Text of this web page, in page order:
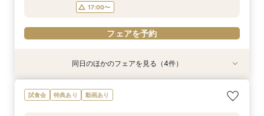
電話予約のみ
電話予約のみ
17:00〜
フェアを予約
特典あり 動画あり
《ガーデン新登場》チャペル×人気演出体験×相
談会＊120万特典
特典あり
《少人数婚向け》4名～貸切OK＊プライベート感
◎試食付き相談会
特典あり
《独立型神殿あり》親も喜ぶ本格神前式×充実の
和装◆和婚相談会
《はじめての見学に◎》充実サポート×安心価格
＊なんでも相談会
同日のほかのフェアを見る（4件）
試食会 特典あり 動画あり